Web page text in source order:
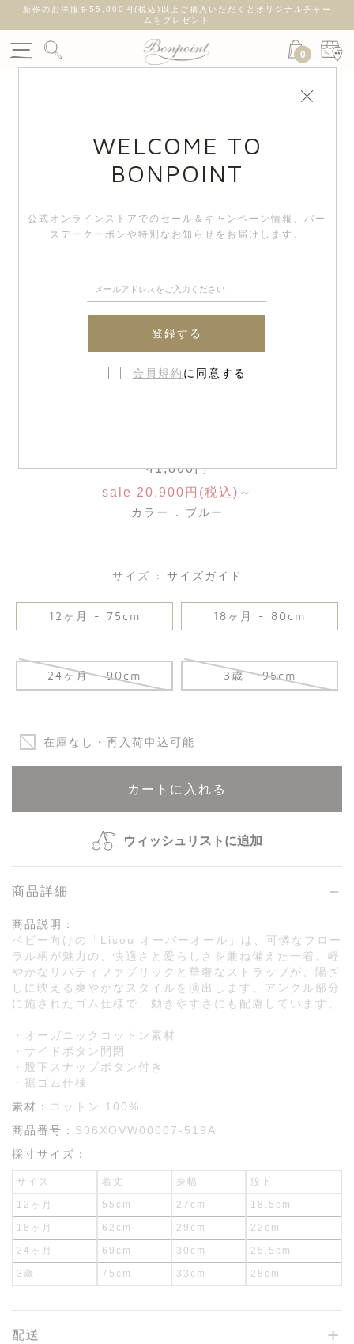
新作のお洋服を55,000円(税込)以上ご購入いただくとオリジナルチャー
ムをプレゼント
0
41,800円
sale 20,900円(税込)～
カラー : ブルー
サイズ : サイズガイド
12ヶ月 - 75cm 18ヶ月 - 80cm
24ヶ月 - 90cm 3歳 - 95cm
在庫なし・再入荷申込可能
カートに入れる
ウィッシュリストに追加
商品詳細
商品説明：
ベビー向けの「Lisou オーバーオール」は、可憐なフロー
ラル柄が魅力の、快適さと愛らしさを兼ね備えた一着。軽
やかなリバティファブリックと華奢なストラップが、陽ざ
しに映える爽やかなスタイルを演出します。アンクル部分
に施されたゴム仕様で、動きやすさにも配慮しています。
・オーガニックコットン素材
・サイドボタン開閉
・股下スナップボタン付き
・裾ゴム仕様
素材：
コットン 100%
商品番号： S06XOVW00007-519A
採寸サイズ：
サイズ 着丈 身幅 股下
12ヶ月 55cm 27cm 18.5cm
18ヶ月 62cm 29cm 22cm
24ヶ月 69cm 30cm 25.5cm
3歳 75cm 33cm 28cm
配送
WELCOME TO
BONPOINT
公式オンラインストアでのセール＆キャンペーン情報、 バー
スデークーポンや特別なお知らせをお届けします。
登録する
会員規約 に同意する